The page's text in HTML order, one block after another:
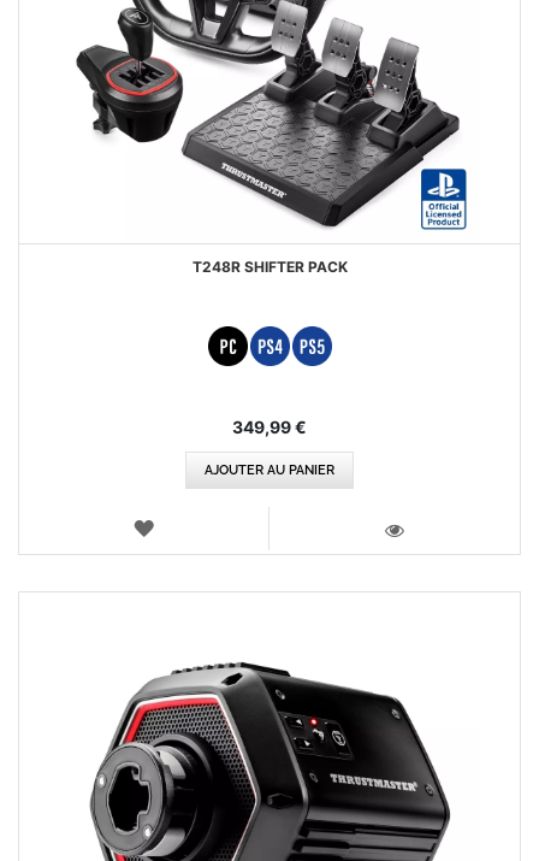
T248R SHIFTER PACK
349,99 €
AJOUTER AU PANIER
AJOUTER